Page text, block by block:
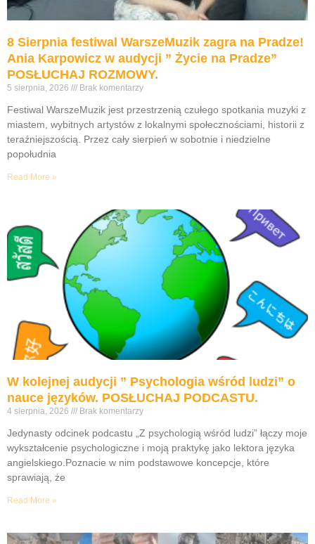
8 Sierpnia festiwal WarszeMuzik zagra na Pradze!
Ania Karpowicz w audycji ” Życie na Pradze”
POSŁUCHAJ ROZMOWY.
5 sierpnia, 2026 Brak komentarzy
Festiwal WarszeMuzik jest przestrzenią czułego spotkania muzyki z
miastem, wybitnych artystów z lokalnymi społecznościami, historii z
teraźniejszością. Przez cały sierpień w sobotnie i niedzielne
popołudnia
Read More »
W kolejnej audycji ” Psychologia wśród ludzi” o
nauce języków. POSŁUCHAJ PODCASTU.
4 sierpnia, 2026 Brak komentarzy
Jedynasty odcinek podcastu „Z psychologią wśród ludzi” łączy moje
wykształcenie psychologiczne i moją praktykę jako lektora języka
angielskiego.Poznacie w nim podstawowe koncepcje, które
sprawiają, że
Read More »